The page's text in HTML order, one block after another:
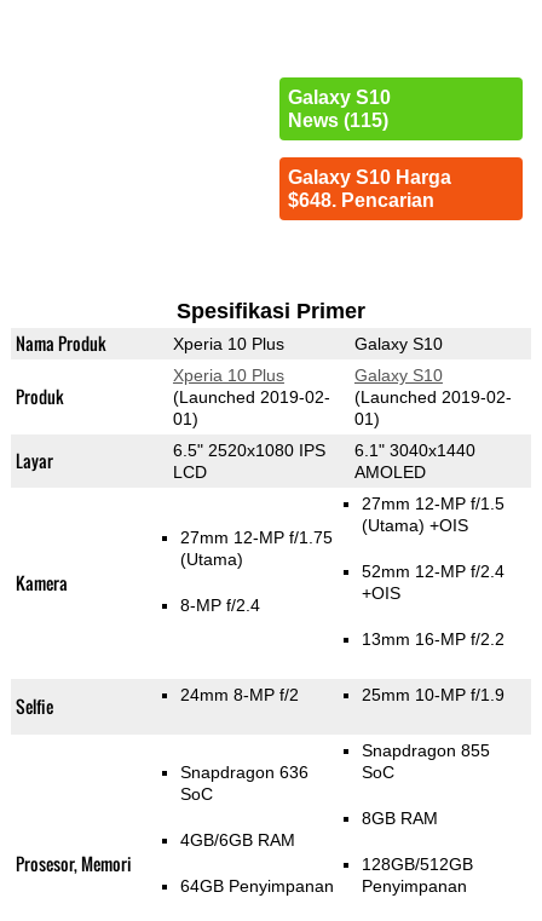
Galaxy S10
News (115)
Galaxy S10 Harga
$648. Pencarian
Spesifikasi Primer
Nama Produk Xperia 10 Plus Galaxy S10
Produk
Xperia 10 Plus
(Launched 2019-02-
01)
Galaxy S10
(Launched 2019-02-
01)
Layar
6.5" 2520x1080 IPS
LCD
6.1" 3040x1440
AMOLED
Kamera
27mm 12-MP f/1.75
(Utama)
8-MP f/2.4
27mm 12-MP f/1.5
(Utama) +OIS
52mm 12-MP f/2.4
+OIS
13mm 16-MP f/2.2
Selfie 24mm 8-MP f/2 25mm 10-MP f/1.9
Prosesor, Memori
Snapdragon 636
SoC
4GB/6GB RAM
64GB Penyimpanan
Snapdragon 855
SoC
8GB RAM
128GB/512GB
Penyimpanan